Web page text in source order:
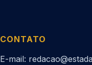
CONTATO
E-mail: